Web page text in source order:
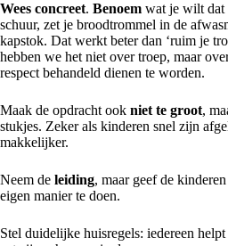
Wees concreet. Benoem wat je wilt dat
schuur, zet je broodtrommel in de
kapstok. Dat werkt beter dan ‘ruim je
hebben we het niet over troep, maar
respect behandeld dienen te worden.
Maak de opdracht ook niet te groot,
stukjes. Zeker als kinderen snel zijn
makkelijker.
Neem de leiding, maar geef de
eigen manier te doen.
Stel duidelijke huisregels: iedereen